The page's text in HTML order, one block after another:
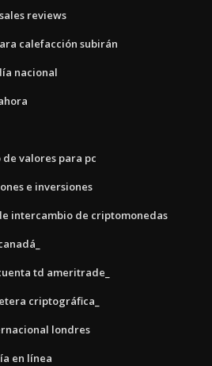
reviews
calefacción subirán
nacional
valores para pc
e inversiones
intercambio de criptomonedas
td ameritrade_
criptográfica_
londres
en línea